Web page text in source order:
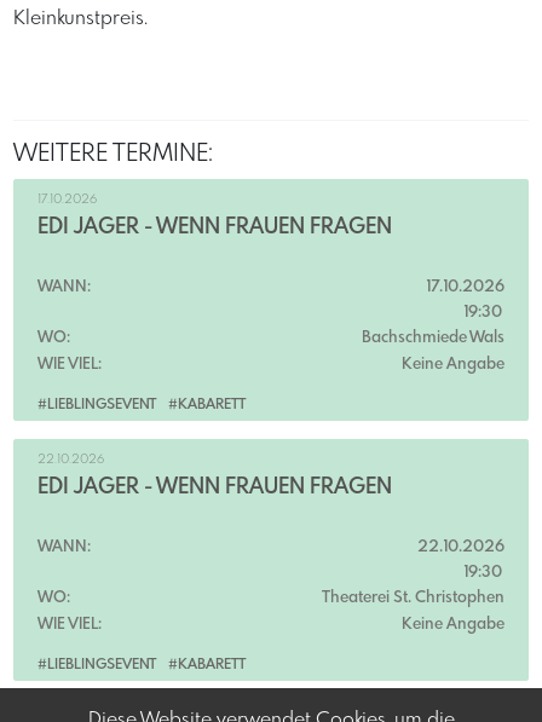
Kleinkunstpreis.
WEITERE TERMINE:
#LIEBLINGSEVENT #KABARETT
17.10.2026
EDI JÄGER - WENN FRAUEN FRAGEN
WANN:
17.10.2026
19:30
WO:
Bachschmiede Wals
WIE VIEL:
Keine Angabe
#LIEBLINGSEVENT #KABARETT
22.10.2026
EDI JÄGER - WENN FRAUEN FRAGEN
WANN:
22.10.2026
19:30
WO:
Theaterei St. Christophen
WIE VIEL:
Keine Angabe